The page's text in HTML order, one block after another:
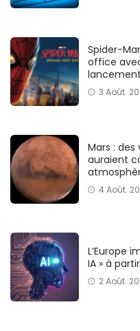
Spider-
office
lancement
3 Août.
Mars :
auraient
4 Août.
L’Europe
IA » à
2 Août.